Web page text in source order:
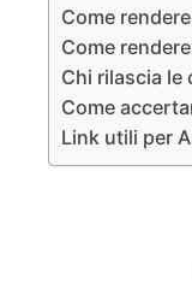
Come
Come
Chi rilascia le
Come
Link utili per